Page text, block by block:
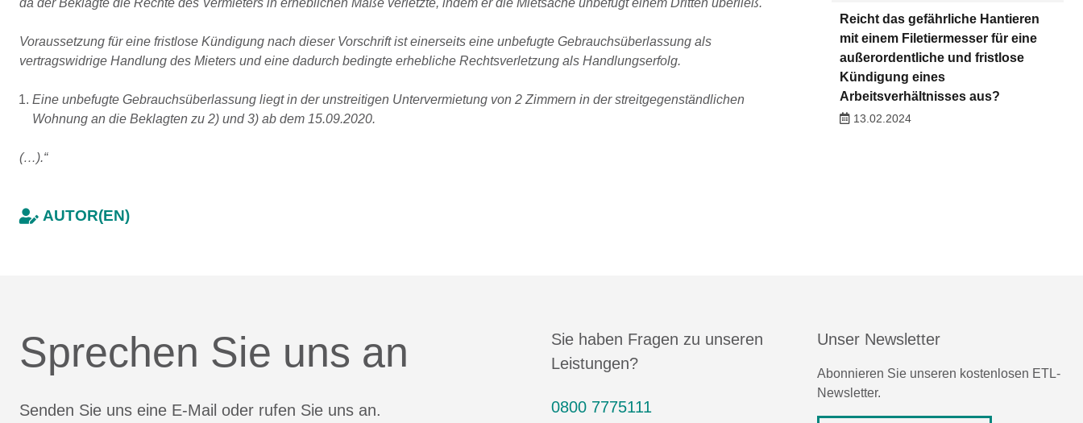
da der Beklagte die Rechte des Vermieters in erheblichen Maße verletzte, indem er die Mietsache unbefugt einem Dritten überließ.
Voraussetzung für eine fristlose Kündigung nach dieser Vorschrift ist einerseits eine unbefugte Gebrauchsüberlassung als
vertragswidrige Handlung des Mieters und eine dadurch bedingte erhebliche Rechtsverletzung als Handlungserfolg.
Eine unbefugte Gebrauchsüberlassung liegt in der unstreitigen Untervermietung von 2 Zimmern in der streitgegenständlichen
Wohnung an die Beklagten zu 2) und 3) ab dem 15.09.2020.
(…).“
AUTOR(EN)
Reicht das gefährliche Hantieren
mit einem Filetiermesser für eine
außerordentliche und fristlose
Kündigung eines
Arbeitsverhältnisses aus?
13.02.2024
Sprechen Sie uns an
Senden Sie uns eine E-Mail oder rufen Sie uns an.
Sie haben Fragen zu unseren
Leistungen?
0800 7775111
Unser Newsletter
Abonnieren Sie unseren kostenlosen ETL-
Newsletter.